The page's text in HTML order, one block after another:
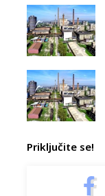
Priključite se!